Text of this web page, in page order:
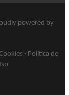
powered by
· Política de